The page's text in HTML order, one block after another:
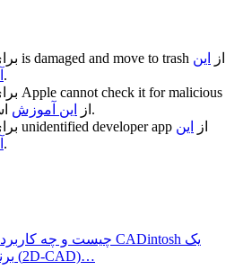
is damaged and move to trash از
این
استفاده کنید.
Apple cannot check it for malicious
از این آموزش
استفاده کنید.
unidentified developer app از
این
استفاده کنید.
برنامه طراحی دوبعدی (2D-CAD)…